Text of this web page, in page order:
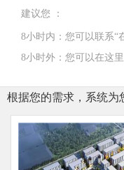
建议您 ：
8小时内：您可以联系“
8小时外：您可以在这里
根据您的需求，系统为